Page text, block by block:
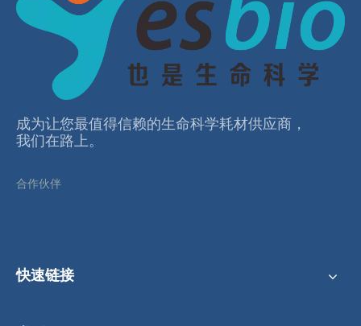
成为让您最值得信赖的⽣命科学耗材供应商，
我们在路上。
合作伙伴
快速链接